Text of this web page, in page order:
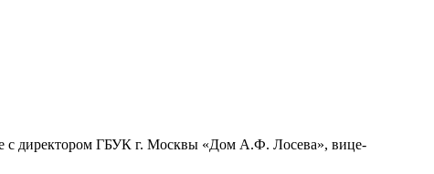
с директором ГБУК г. Москвы «Дом А.Ф. Лосева», вице-